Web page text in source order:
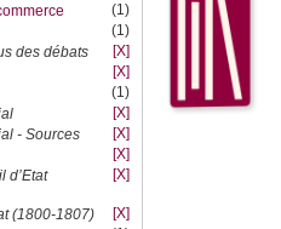
(1)
(1)
des débats
[X]
[X]
(1)
[X]
- Sources
[X]
[X]
d’Etat
[X]
(1800-1807)
[X]